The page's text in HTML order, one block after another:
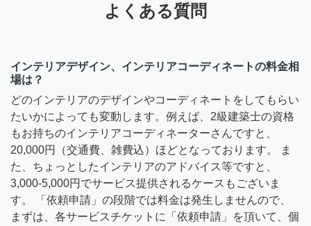
よくある質問
インテリアデザイン、インテリアコーディネートの料金相
場は？
どのインテリアのデザインやコーディネートをしてもらい
たいかによっても変動します。例えば、2級建築士の資格
もお持ちのインテリアコーディネーターさんですと、
20,000円（交通費、雑費込）ほどとなっております。 ま
た、ちょっとしたインテリアのアドバイス等ですと、
3,000-5,000円でサービス提供されるケースもございま
す。 「依頼申請」の段階では料金は発生しませんので、
まずは、各サービスチケットに「依頼申請」を頂いて、個